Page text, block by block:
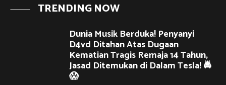
TRENDING NOW
Dunia Musik Berduka! Penyanyi
D4vd Ditahan Atas Dugaan
Kematian Tragis Remaja 14 Tahun,
Jasad Ditemukan di Dalam Tesla! 🚔
😱